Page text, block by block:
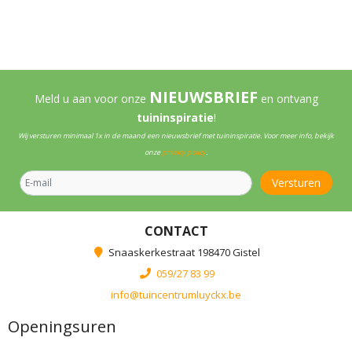
Meld u aan voor onze NIEUWSBRIEF en ontvang
tuininspiratie!
Wij versturen minimaal 1x in de maand een nieuwsbrief met tuininspiratie. Voor meer info, bekijk
onzeprivacy policy.
CONTACT
Snaaskerkestraat 198470 Gistel
059/27 83 99
info@tuincentrumluyckx.be
Openingsuren